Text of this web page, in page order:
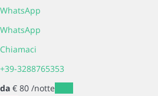
WhatsApp
WhatsApp
Chiamaci
+39-3288765353
da € 80 /notte